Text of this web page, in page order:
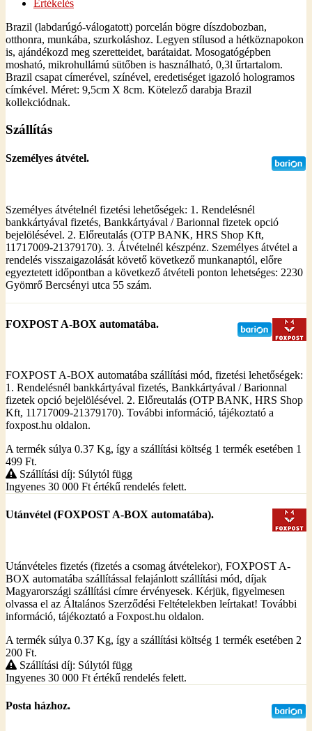
Értékelés
Brazil (labdarúgó-válogatott) porcelán bögre díszdobozban,
otthonra, munkába, szurkoláshoz. Legyen stílusod a hétköznapokon
is, ajándékozd meg szeretteidet, barátaidat. Mosogatógépben
mosható, mikrohullámú sütőben is használható, 0,3l űrtartalom.
Brazil csapat címerével, színével, eredetiséget igazoló hologramos
címkével. Méret: 9,5cm X 8cm. Kötelező darabja Brazil
kollekciódnak.
Szállítás
Személyes átvétel.
Személyes átvételnél fizetési lehetőségek: 1. Rendelésnél
bankkártyával fizetés, Bankkártyával / Barionnal fizetek opció
bejelölésével. 2. Előreutalás (OTP BANK, HRS Shop Kft,
11717009-21379170). 3. Átvételnél készpénz. Személyes átvétel a
rendelés visszaigazolását követő következő munkanaptól, előre
egyeztetett időpontban a következő átvételi ponton lehetséges: 2230
Gyömrő Bercsényi utca 55 szám.
FOXPOST A-BOX automatába.
FOXPOST A-BOX automatába szállítási mód, fizetési lehetőségek:
1. Rendelésnél bankkártyával fizetés, Bankkártyával / Barionnal
fizetek opció bejelölésével. 2. Előreutalás (OTP BANK, HRS Shop
Kft, 11717009-21379170). További információ, tájékoztató a
foxpost.hu oldalon.
A termék súlya 0.37 Kg, így a szállítási költség 1 termék esetében 1
499 Ft.
Szállítási díj: Súlytól függ
Ingyenes 30 000 Ft értékű rendelés felett.
Utánvétel (FOXPOST A-BOX automatába).
Utánvételes fizetés (fizetés a csomag átvételekor), FOXPOST A-
BOX automatába szállítással felajánlott szállítási mód, díjak
Magyarországi szállítási címre érvényesek. Kérjük, figyelmesen
olvassa el az Általános Szerződési Feltételekben leírtakat! További
információ, tájékoztató a Foxpost.hu oldalon.
A termék súlya 0.37 Kg, így a szállítási költség 1 termék esetében 2
200 Ft.
Szállítási díj: Súlytól függ
Ingyenes 30 000 Ft értékű rendelés felett.
Posta házhoz.